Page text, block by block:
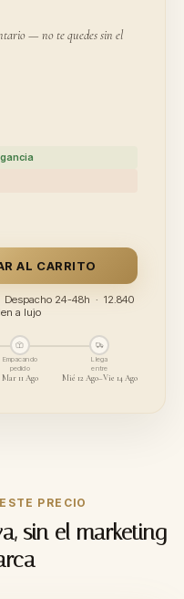
— no te quedes sin el
AL CARRITO
24-48h · 12.840
a lujo
Empacando
pedido
Mar 11 Ago
Llega
entre
Mié 12 Ago–Vie 14 Ago
PRECIO
sin el marketing